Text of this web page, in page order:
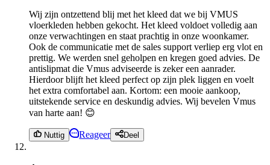
Wij zijn ontzettend blij met het kleed dat we bij VMUS
vloerkleden hebben gekocht. Het kleed voldoet volledig aan
onze verwachtingen en staat prachtig in onze woonkamer.
Ook de communicatie met de sales support verliep erg vlot en
prettig. We werden snel geholpen en kregen goed advies. De
antislipmat die Vmus adviseerde is zeker een aanrader.
Hierdoor blijft het kleed perfect op zijn plek liggen en voelt
het extra comfortabel aan. Kortom: een mooie aankoop,
uitstekende service en deskundig advies. Wij bevelen Vmus
van harte aan! 😊
Nuttig Reageer Deel